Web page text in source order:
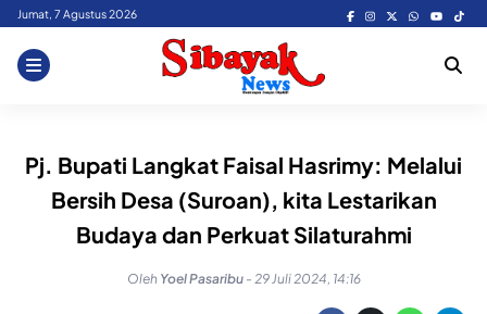
Skip
content
Jumat, 7 Agustus 2026
Pj. Bupati Langkat Faisal Hasrimy: Melalui
Bersih Desa (Suroan), kita Lestarikan
Budaya dan Perkuat Silaturahmi
Oleh Yoel Pasaribu - 29 Juli 2024, 14:16